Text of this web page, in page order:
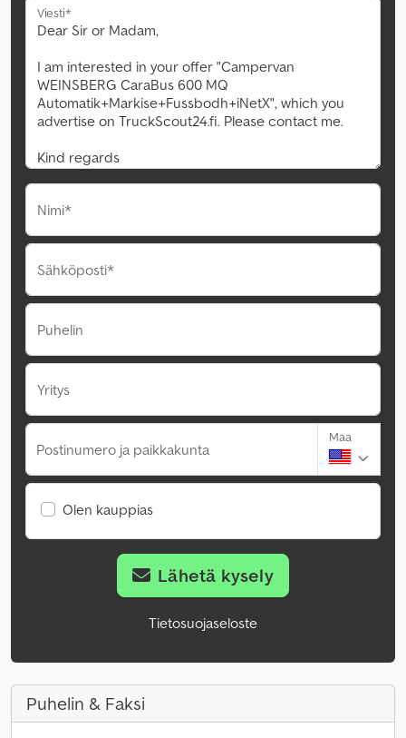
Viesti*
Nimi*
Sähköposti*
Puhelin
Yritys
Postinumero ja paikkakunta
Maa
Olen kauppias
Lähetä kysely
Tietosuojaseloste
Puhelin & Faksi